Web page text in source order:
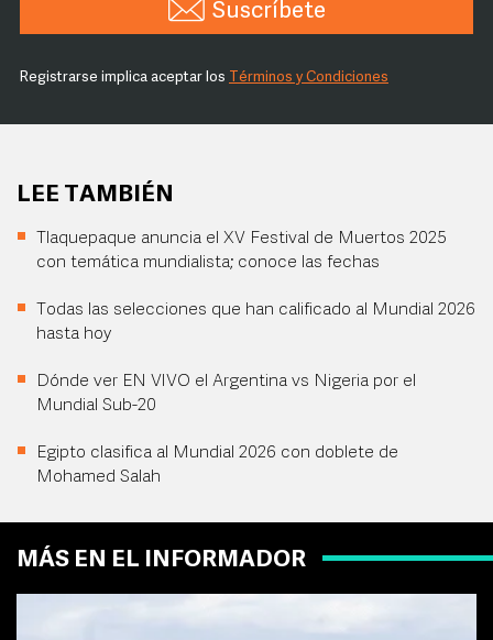
Suscríbete
Registrarse implica aceptar los Términos y Condiciones
LEE TAMBIÉN
Tlaquepaque anuncia el XV Festival de Muertos 2025
con temática mundialista; conoce las fechas
Todas las selecciones que han calificado al Mundial 2026
hasta hoy
Dónde ver EN VIVO el Argentina vs Nigeria por el
Mundial Sub-20
Egipto clasifica al Mundial 2026 con doblete de
Mohamed Salah
MÁS EN EL INFORMADOR